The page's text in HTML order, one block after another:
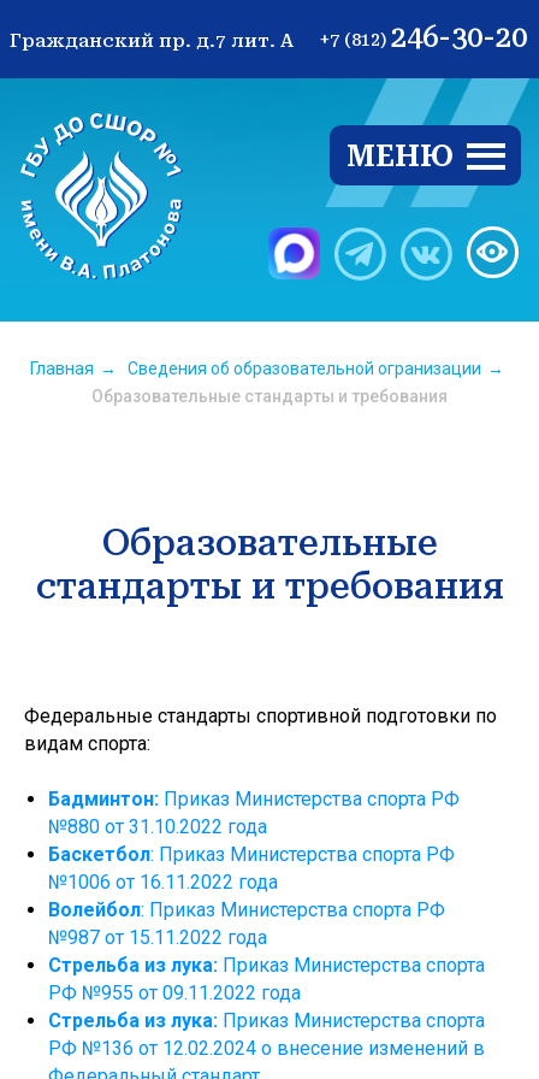
Гражданский пр. д.7 лит. А
Главная → Сведения об образовательной огранизации →
Образовательные стандарты и требования
Образовательные
стандарты и требования
Федеральные стандарты спортивной подготовки по
видам спорта:
Бадминтон: Приказ Министерства спорта РФ
№880 от 31.10.2022 года
Баскетбол: Приказ Министерства спорта РФ
№1006 от 16.11.2022 года
Волейбол: Приказ Министерства спорта РФ
№987 от 15.11.2022 года
Стрельба из лука: Приказ Министерства спорта
РФ №955 от 09.11.2022 года
Стрельба из лука: Приказ Министерства спорта
РФ №136 от 12.02.2024 о внесение изменений в
учреждение дополнительного
образования спортивная школа
олимпийского резерва №1
Калининского района Санкт-